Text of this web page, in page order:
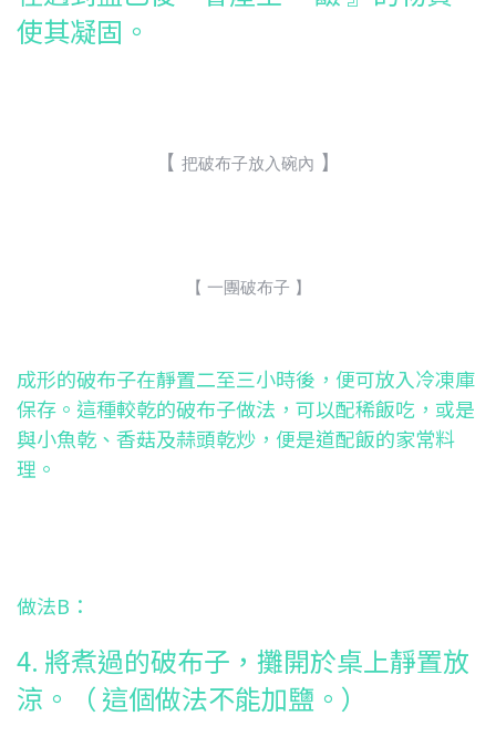
使其凝固。
【 把破布子放入碗內 】
【 一團破布子 】
成形的破布子在靜置二至三小時後，便可放入冷凍庫
保存。這種較乾的破布子做法，可以配稀飯吃，或是
與小魚乾、香菇及蒜頭乾炒，便是道配飯的家常料
理。
做法B：
4. 將煮過的破布子，攤開於桌上靜置放
涼。（ 這個做法不能加鹽。）